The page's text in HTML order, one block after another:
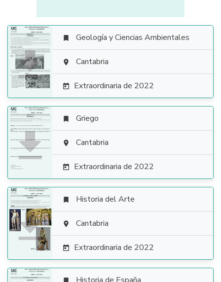

 Geología y Ciencias Ambientales
 Cantabria
 Extraordinaria de 2022

 Griego
 Cantabria
 Extraordinaria de 2022

 Historia del Arte
 Cantabria
 Extraordinaria de 2022